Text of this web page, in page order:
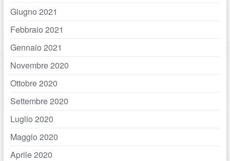
Giugno 2021
Febbraio 2021
Gennaio 2021
Novembre 2020
Ottobre 2020
Settembre 2020
Luglio 2020
Maggio 2020
Aprile 2020